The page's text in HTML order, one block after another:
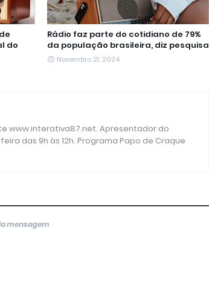
do
Rádio faz parte do cotidiano de 79%
da população brasileira, diz pesquisa
Novembro 21, 2024
www.interativa87.net. Apresentador do
das 9h às 12h. Programa Papo de Craque
mensagem